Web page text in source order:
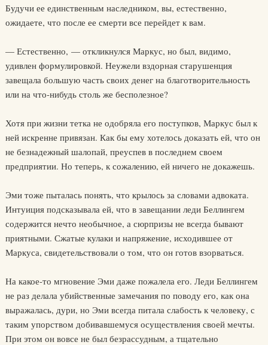
Будучи ее единственным наследником, вы, естественно,
ожидаете, что после ее смерти все перейдет к вам.
— Естественно, — откликнулся Маркус, но был, видимо,
удивлен формулировкой. Неужели вздорная старушенция
завещала большую часть своих денег на благотворительность
или на что-нибудь столь же бесполезное?
Хотя при жизни тетка не одобряла его поступков, Маркус был к
ней искренне привязан. Как бы ему хотелось доказать ей, что он
не безнадежный шалопай, преуспев в последнем своем
предприятии. Но теперь, к сожалению, ей ничего не докажешь.
Эми тоже пыталась понять, что крылось за словами адвоката.
Интуиция подсказывала ей, что в завещании леди Беллингем
содержится нечто необычное, а сюрпризы не всегда бывают
приятными. Сжатые кулаки и напряжение, исходившее от
Маркуса, свидетельствовали о том, что он готов взорваться.
На какое-то мгновение Эми даже пожалела его. Леди Беллингем
не раз делала убийственные замечания по поводу его, как она
выражалась, дури, но Эми всегда питала слабость к человеку, с
таким упорством добивавшемуся осуществления своей мечты.
При этом он вовсе не был безрассудным, а тщательно